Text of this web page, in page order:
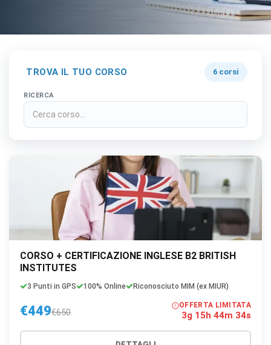
TROVA IL TUO CORSO 6 corsi
RICERCA
CORSO + CERTIFICAZIONE INGLESE B2 BRITISH
INSTITUTES
3 Punti in GPS 100% Online Riconosciuto MIM (ex MIUR)
€449€650
OFFERTA LIMITATA
3g 15h 44m 33s